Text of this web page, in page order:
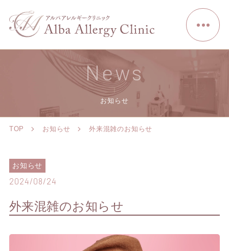
News
お知らせ
TOP お知らせ 外来混雑のお知らせ
お知らせ
2024/08/24
外来混雑のお知らせ